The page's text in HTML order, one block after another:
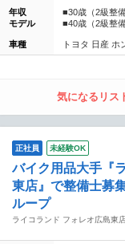
年収
モデル
■30歳（2級整
■40歳（2級整
車種 トヨタ 日産 ホ
気になるリス
正社員 未経験OK
バイク用品大手『
東店』で整備士募
ループ
ライコランド フォレオ広島東